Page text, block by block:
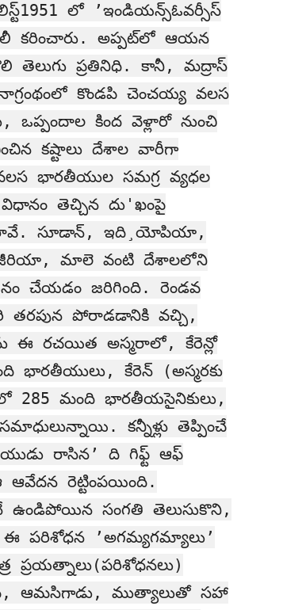
లో ’ఇండియన్స్ఓవర్సీస్
కరించారు. అప్పట్‌లో ఆయన
తెలుగు ప్రతినిధి. కానీ, మద్రాస్
కొండపి చెంచయ్య వలస
ఒప్పందాల కింద వెళ్లారో నుంచి
కష్టాలు దేశాల వారీగా
భారతీయుల సమగ్ర వ్యధల
తెచ్చిన దు'ఖంపై
సూడాన్, ఇది¸యోపియా,
మాలె వంటి దేశాలలోని
చేయడం జరిగింది. రెండవ
తరపున పోరాడడానికి వచ్చి,
ఈ రచయిత అస్మరాలో, కేరెన్లో
భారతీయులు, కేరెన్ (అస్మరకు
లో 285 మంది భారతీయసైనికులు,
కన్నీళ్లు తెప్పించే
రాసిన’ ది గిఫ్ట్ ఆఫ్
ఆవేదన రెట్టింపయింది.
సంగతి తెలుసుకొని,
పరిశోధన ’అగమ్యగమ్యాలు’
ప్రయత్నాలు(పరిశోధనలు)
ఆమసిగాడు, ముత్యాలుతో సహా